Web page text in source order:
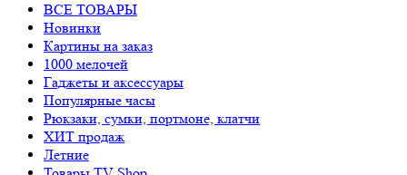
ВСЕ ТОВАРЫ
Новинки
Картины на заказ
1000 мелочей
Гаджеты и аксессуары
Популярные часы
Рюкзаки, сумки, портмоне, клатчи
ХИТ продаж
Летние